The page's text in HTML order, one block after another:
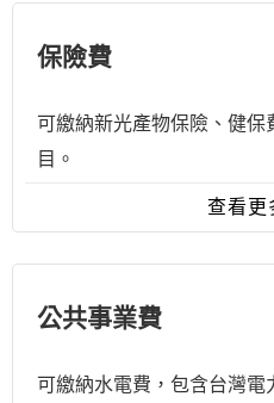
保險費
可繳納新光產物保險、健保
目。
查看更
公共事業費
可繳納水電費，包含台灣電